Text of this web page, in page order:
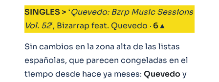
SINGLES > ‘Quevedo: Bzrp Music Sessions
Vol. 52‘, Bizarrap feat. Quevedo · 6▲
Sin cambios en la zona alta de las listas
españolas, que parecen congeladas en el
tiempo desde hace ya meses: Quevedoy